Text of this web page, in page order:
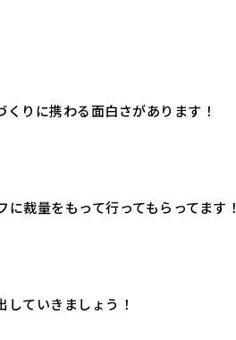
りに携わる面白さがあります！
裁量をもって行ってもらってます！
ていきましょう！